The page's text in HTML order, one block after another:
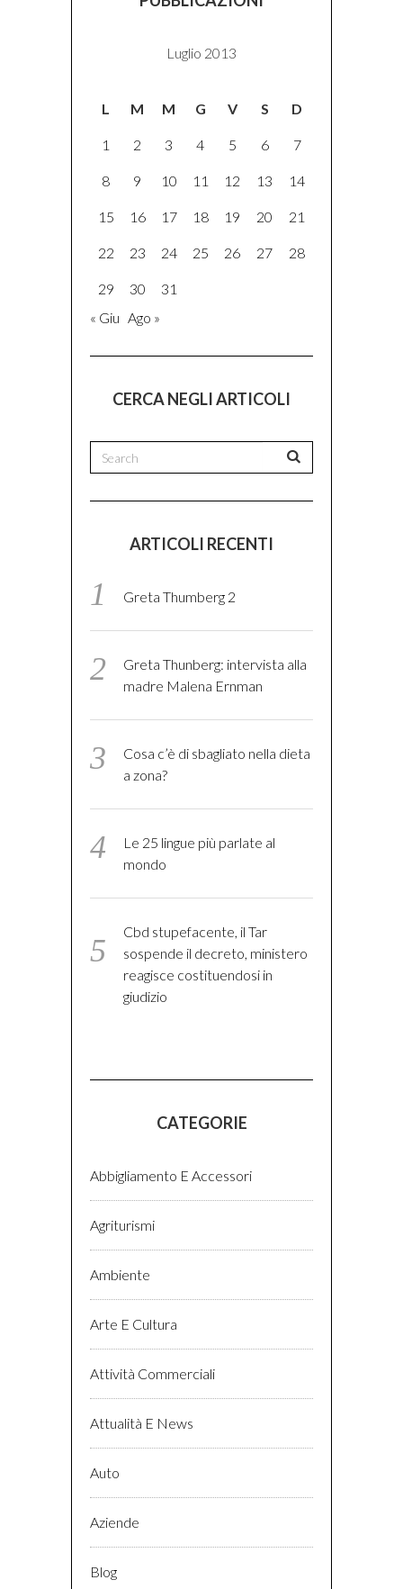
Luglio 2013
L M M G V S D
1 2 3 4 5 6 7
8 9 10 11 12 13 14
15 16 17 18 19 20 21
22 23 24 25 26 27 28
29 30
31
« Giu Ago »
CERCA NEGLI ARTICOLI
ARTICOLI RECENTI
Greta Thumberg 2
Greta Thunberg: intervista alla
madre Malena Ernman
Cosa c’è di sbagliato nella dieta
a zona?
Le 25 lingue più parlate al
mondo
Cbd stupefacente, il Tar
sospende il decreto, ministero
reagisce costituendosi in
giudizio
CATEGORIE
Abbigliamento E Accessori
Agriturismi
Ambiente
Arte E Cultura
Attività Commerciali
Attualità E News
Auto
Aziende
Blog